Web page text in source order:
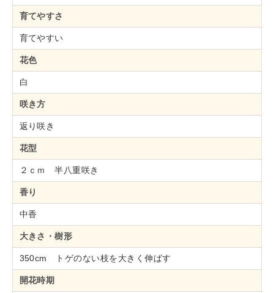
育てやすさ
育てやすい
花色
白
咲き方
返り咲き
花型
２ｃｍ 半八重咲き
香り
中香
大きさ・樹形
350cm トゲのない枝を大きく伸ばす
開花時期